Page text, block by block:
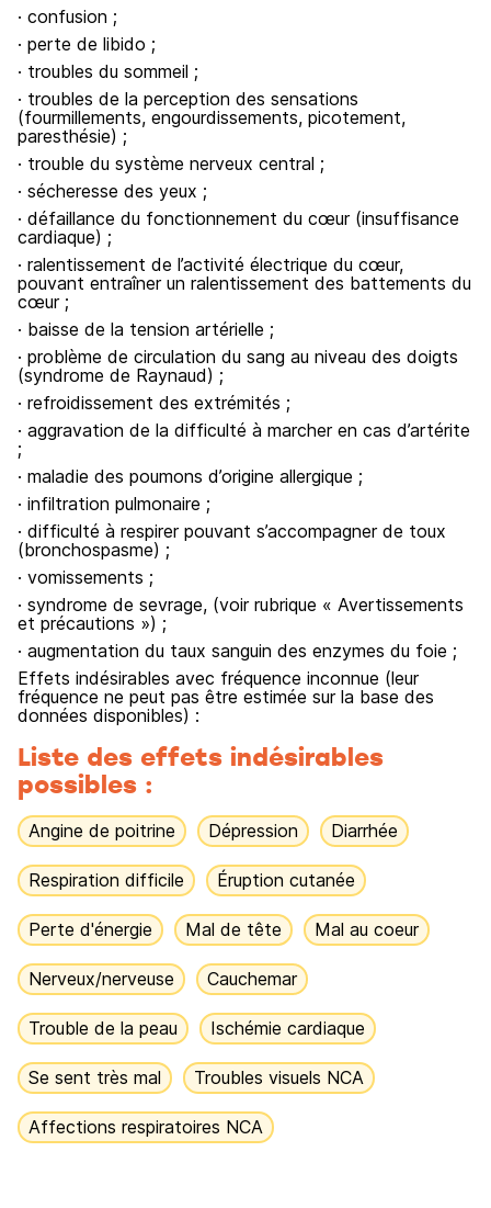
· confusion ;
· perte de libido ;
· troubles du sommeil ;
· troubles de la perception des sensations
(fourmillements, engourdissements, picotement,
paresthésie) ;
· trouble du système nerveux central ;
· sécheresse des yeux ;
· défaillance du fonctionnement du cœur (insuffisance
cardiaque) ;
· ralentissement de l’activité électrique du cœur,
pouvant entraîner un ralentissement des battements du
cœur ;
· baisse de la tension artérielle ;
· problème de circulation du sang au niveau des doigts
(syndrome de Raynaud) ;
· refroidissement des extrémités ;
· aggravation de la difficulté à marcher en cas d’artérite
;
· maladie des poumons d’origine allergique ;
· infiltration pulmonaire ;
· difficulté à respirer pouvant s’accompagner de toux
(bronchospasme) ;
· vomissements ;
· syndrome de sevrage, (voir rubrique « Avertissements
et précautions ») ;
· augmentation du taux sanguin des enzymes du foie ;
Effets indésirables avec fréquence inconnue (leur
fréquence ne peut pas être estimée sur la base des
données disponibles) :
Liste des effets indésirables
possibles :
Angine de poitrine Dépression Diarrhée
Respiration difficile Éruption cutanée
Perte d'énergie Mal de tête Mal au coeur
Nerveux/nerveuse Cauchemar
Trouble de la peau Ischémie cardiaque
Se sent très mal Troubles visuels NCA
Affections respiratoires NCA